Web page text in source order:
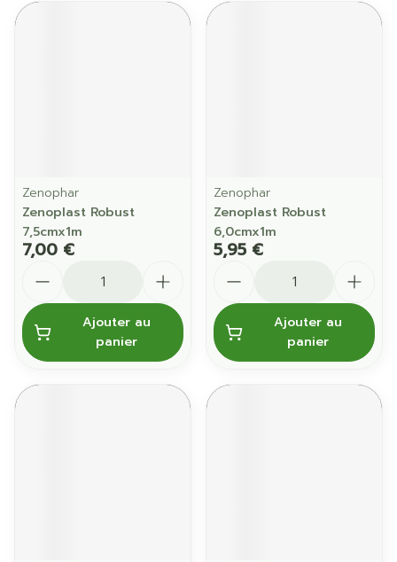
Zenophar
Zenoplast Robust
7,5cmx1m
7,00 €
Ajouter au
panier
Zenophar
Zenoplast Robust
6,0cmx1m
5,95 €
Ajouter au
panier